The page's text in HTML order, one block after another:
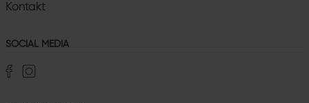
Kontakt
SOCIAL MEDIA